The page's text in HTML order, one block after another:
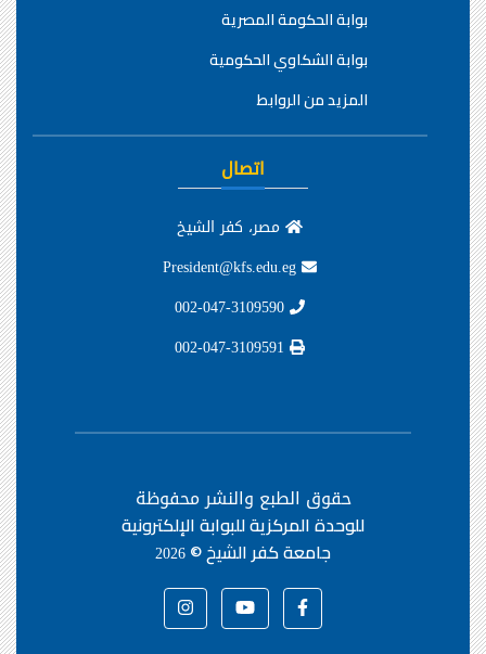
بوابة الحكومة المصرية
بوابة الشكاوي الحكومية
المزيد من الروابط
اتصال
مصر، كفر الشيخ
حقوق الطبع والنشر محفوظة
للوحدة المركزية للبوابة الإلكترونية
جامعة كفر الشيخ ©2026